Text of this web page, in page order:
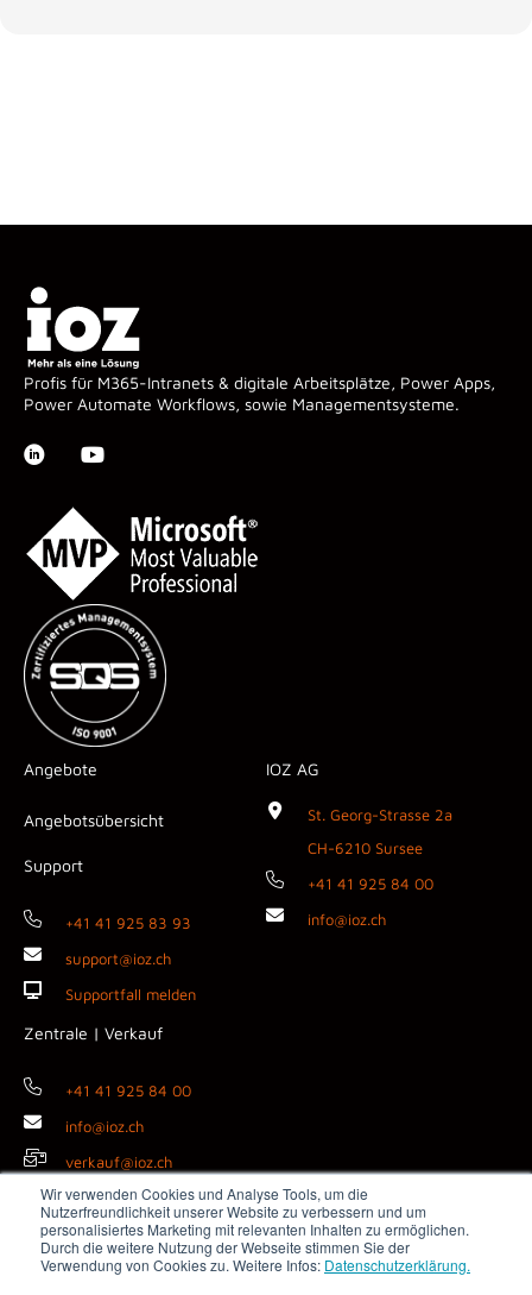
Wir verwenden Cookies und Analyse Tools, um die
Nutzerfreundlichkeit unserer Website zu verbessern und um
personalisiertes Marketing mit relevanten Inhalten zu ermöglichen.
Durch die weitere Nutzung der Webseite stimmen Sie der
Verwendung von Cookies zu. Weitere Infos: Datenschutzerklärung.
Profis für M365-Intranets & digitale Arbeitsplätze, Power Apps,
Power Automate Workflows, sowie Managementsysteme.
Angebote
Angebotsübersicht
Support
+41 41 925 83 93
support@ioz.ch
Supportfall melden
Zentrale | Verkauf
+41 41 925 84 00
info@ioz.ch
verkauf@ioz.ch
IOZ AG
St. Georg-Strasse 2a
CH-6210 Sursee
+41 41 925 84 00
info@ioz.ch
Copyright © 2026 IOZ AG ·Impressum·Datenschutz·AGB